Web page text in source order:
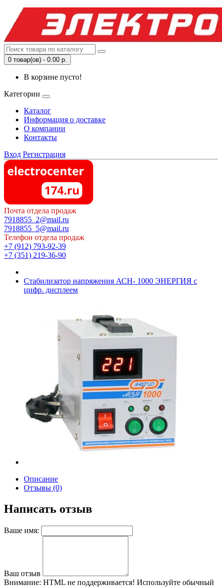
0 товар(ов) - 0.00 р.
В корзине пусто!
Категории
Каталог
Информация о доставке
О компании
Контакты
Вход Регистрация
Почта отдела продаж
7918855_2@mail.ru
7918855_5@mail.ru
Телефон отдела продаж
+7 (912) 793-92-39
+7 (351) 219-36-90
Cтабилизатор напряжения АСН- 1000 ЭНЕРГИЯ с
цифр. дисплеем
Описание
Отзывы (0)
Написать отзыв
Ваше имя:
Ваш отзыв
Внимание: HTML не поддерживается! Используйте обычный